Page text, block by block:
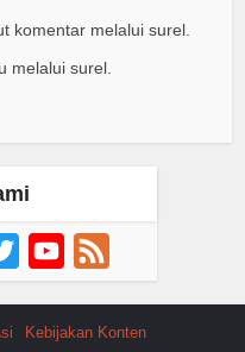
komentar melalui surel.
melalui surel.
Twitter YouTube
Channel
Kebijakan Konten